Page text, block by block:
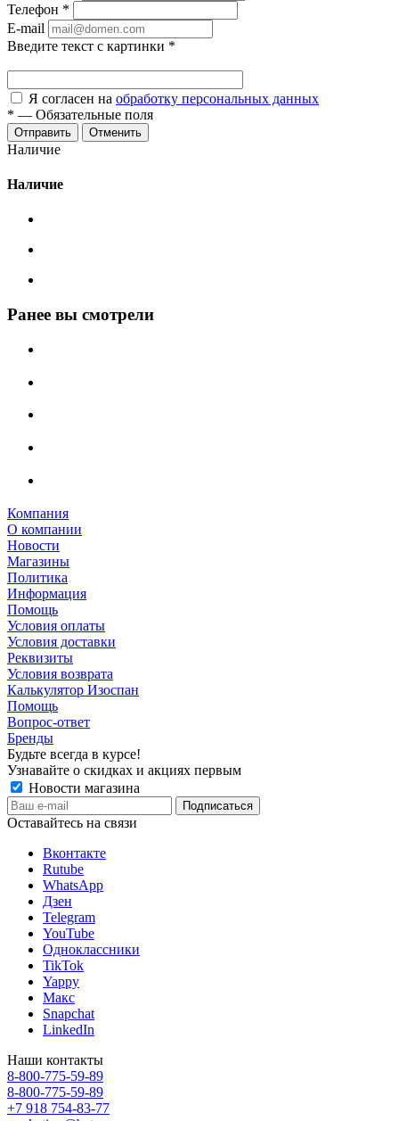
Телефон *
E-mail
Введите текст с картинки *
Я согласен на обработку персональных данных
* — Обязательные поля
Отменить
Наличие
Наличие
Ранее вы смотрели
Компания
О компании
Новости
Магазины
Политика
Информация
Помощь
Условия оплаты
Условия доставки
Реквизиты
Условия возврата
Калькулятор Изоспан
Помощь
Вопрос-ответ
Бренды
Будьте всегда в курсе!
Узнавайте о скидках и акциях первым
Новости магазина
Оставайтесь на связи
Вконтакте
Rutube
WhatsApp
Дзен
Telegram
YouTube
Одноклассники
TikTok
Yappy
Макс
Snapchat
LinkedIn
Наши контакты
8-800-775-59-89
8-800-775-59-89
+7 918 754-83-77